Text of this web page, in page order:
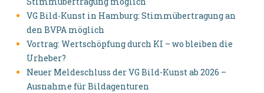
VG Bild-Kunst in Hamburg: Stimmübertragung an
den BVPA möglich
Vortrag: Wertschöpfung durch KI – wo bleiben die
Urheber?
Neuer Meldeschluss der VG Bild-Kunst ab 2026 –
Ausnahme für Bildagenturen